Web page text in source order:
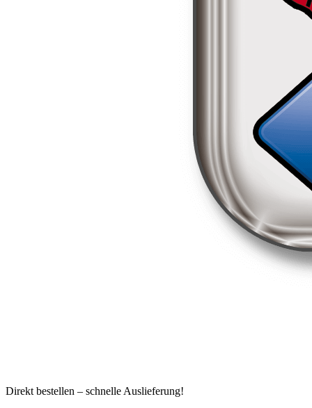
Direkt bestellen – schnelle Auslieferung!